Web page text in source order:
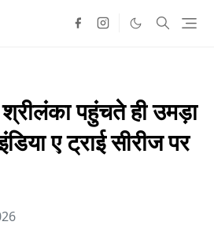
पहुंचते ही उमड़ा
ए ट्राई सीरीज पर